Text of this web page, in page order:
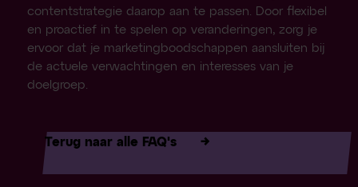
contentstrategie daarop aan te passen. Door flexibel
en proactief in te spelen op veranderingen, zorg je
ervoor dat je marketingboodschappen aansluiten bij
de actuele verwachtingen en interesses van je
doelgroep.
Terug naar alle FAQ's →